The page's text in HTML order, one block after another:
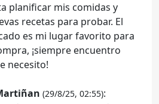
planificar mis comidas y
recetas para probar. El
es mi lugar favorito para
¡siempre encuentro
necesito!
(29/8/25, 02:55):